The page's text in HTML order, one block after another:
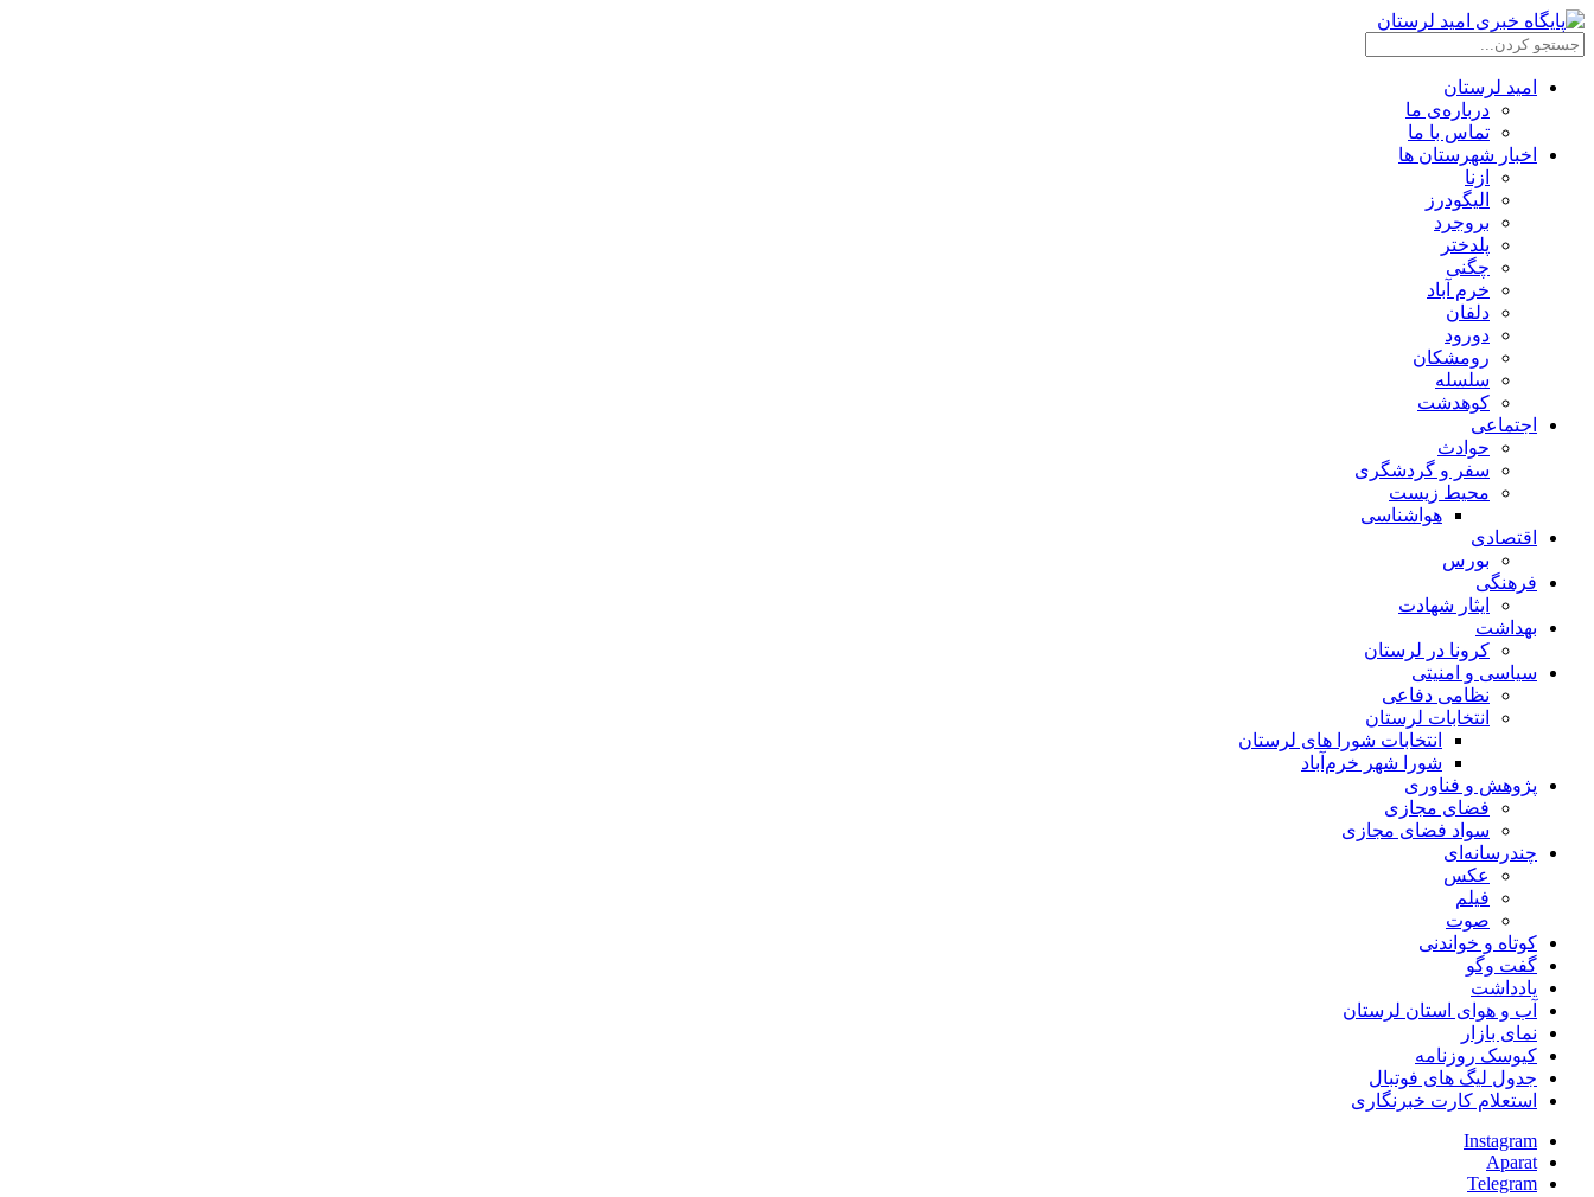
امید لرستان
درباره‌ی ما
تماس با ما
اخبار شهرستان ها
ازنا
الیگودرز
بروجرد
پلدختر
چگنی
خرم آباد
دلفان
دورود
رومشکان
سلسله
کوهدشت
اجتماعی
حوادث
سفر و گردشگری
محیط زیست
هواشناسی
اقتصادی
بورس
فرهنگی
ایثار شهادت
بهداشت
کرونا در لرستان
سیاسی و امنیتی
نظامی دفاعی
انتخابات لرستان
انتخابات شورا های لرستان
شورا شهر خرم‌آباد
پژوهش و فناوری
فضای مجازی
سواد فضای مجازی
چندرسانه‌ای
عكس
فیلم
صوت
کوتاه و خواندنی
گفت وگو
یادداشت
آب و هوای استان لرستان
نمای بازار
کیوسک روزنامه
جدول لیگ های فوتبال
استعلام کارت خبرنگاری
Instagram
Aparat
Telegram